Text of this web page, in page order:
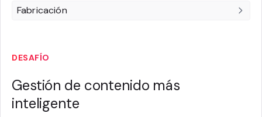
Fabricación
DESAFÍO
Gestión de contenido más
inteligente